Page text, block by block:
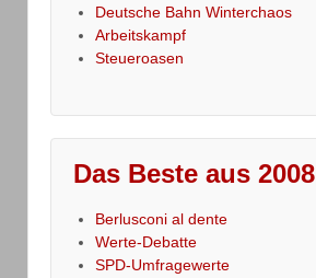
Deutsche Bahn Winterchaos
Arbeitskampf
Steueroasen
Das Beste aus 2008
Berlusconi al dente
Werte-Debatte
SPD-Umfragewerte